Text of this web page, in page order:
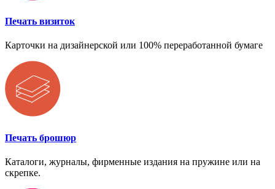
Печать визиток
Карточки на дизайнерской или 100% переработанной бумаге
Печать брошюр
Каталоги, журналы, фирменные издания на пружине или на
скрепке.